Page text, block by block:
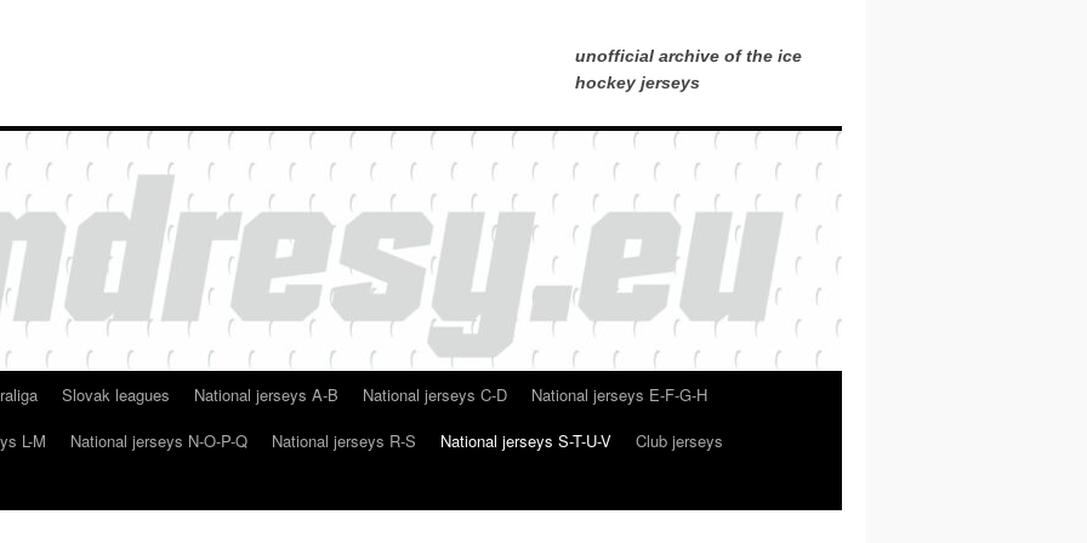
unofficial archive of the ice
hockey jerseys
Slovak leagues National jerseys A-B National jerseys C-D
National jerseys E-F-G-H
L-M National jerseys N-O-P-Q National jerseys R-S National jerseys S-T-U-V
Club jerseys